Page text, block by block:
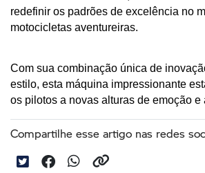
redefinir os padrões de excelência no
motocicletas aventureiras.
Com sua combinação única de
estilo, esta máquina impressionante
os pilotos a novas alturas de emoção e
Compartilhe esse artigo nas redes